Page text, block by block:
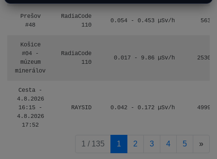
Prešov
#48
RadiaCode
110
0.054 - 0.453 µSv/h 563
Košice
#04 -
múzeum
minerálov
RadiaCode
110
0.017 - 9.86 µSv/h 2530
Cesta -
4.8.2026
16:15 -
4.8.2026
17:52
RAYSID 0.042 - 0.172 µSv/h 4999
1 / 135 1 2 3 4 5 »